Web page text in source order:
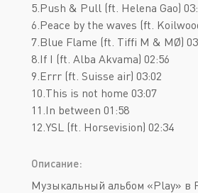
5.Push & Pull (ft. Helena Gao)
6.Peace by the waves (ft.
7.Blue Flame (ft. Tiffi M & MØ)
8.If I (ft. Alba Akvama) 02:56
9.Errr (ft. Suisse air) 03:02
10.This is not home 03:07
11.In between 01:58
12.YSL (ft. Horsevision) 02:34
Описание:
Музыкальный альбом «Play» в